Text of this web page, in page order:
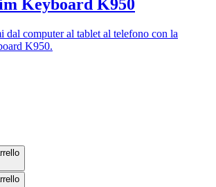
Keyboard K950
dal computer al tablet al telefono con la
K950.